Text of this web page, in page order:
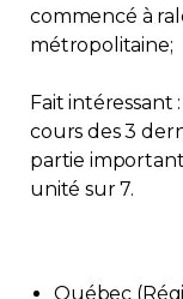
commencé à
métropolitaine;
Fait intéressant
cours des 3
partie
unité sur 7.
Québec